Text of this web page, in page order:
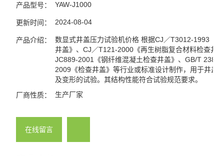
产品型号： YAW-J1000
更新时间： 2024-08-04
产品介绍：
数显式井盖压力试验机价格 根据CJ／T3012-1993《
井盖》、CJ／T121-2000《再生树脂复合材料检查井
JC889-2001《钢纤维混凝土检查井盖》、GB/T
2009《检查井盖》等行业或标准设计制作，用于井盖
及变形的试验。其结构性能符合试验规范要求。
厂商性质： 生产厂家
在线留言